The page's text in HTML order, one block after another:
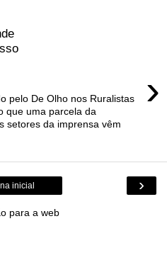
›
pelo De Olho nos Ruralistas
que uma parcela da
setores da imprensa vêm
›
inicial
para a web